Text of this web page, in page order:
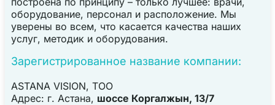
оборудование, персонал и расположение. Мы
уверены во всем, что касается качества наших
услуг, методик и оборудования.
Зарегистрированное название компании:
ASTANA VISION, TOO
Адрес: г. Астана, шоссе Коргалжын, 13/7